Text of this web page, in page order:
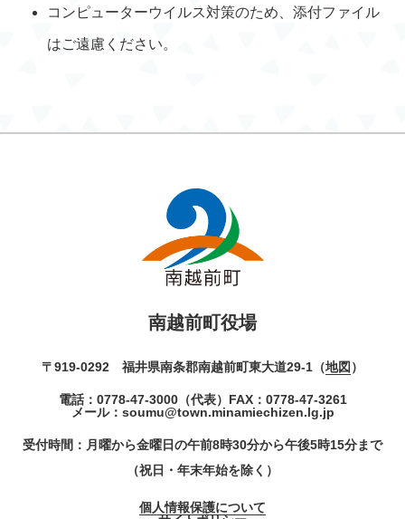
コンピューターウイルス対策のため、添付ファイル
はご遠慮ください。
南越前町役場
〒919-0292 福井県南条郡南越前町東大道29-1（地図 ）
電話： 0778-47-3000（代表） FAX：0778-47-3261
メール： soumu@town.minamiechizen.lg.jp
受付時間：月曜から金曜日の午前8時30分から午後5時15分まで
（祝日・年末年始を除く）
個人情報保護について